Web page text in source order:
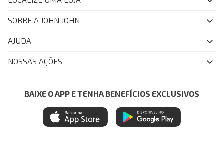
SOBRE A JOHN JOHN
Quem Somos
John John Club
Painel de Privacidade
Central de Preferências
Ética e Sustentabilidade
AJUDA
FAQ
Regulamentos
Seja um Revendedor
NOSSAS AÇÕES
Azul Fidelidade
Mastercard
Itau Personnalite
BAIXE O APP E TENHA BENEFÍCIOS EXCLUSIVOS